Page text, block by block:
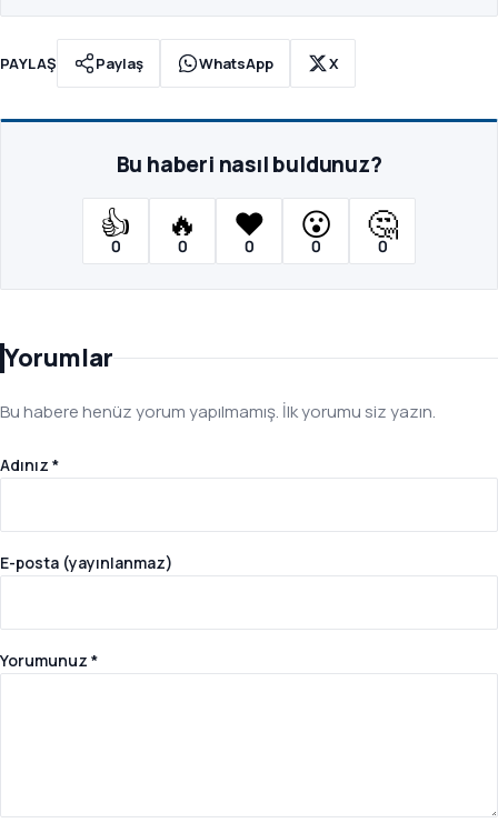
PAYLAŞ Paylaş WhatsApp X
Bu haberi nasıl buldunuz?
👍
0
🔥
0
❤️
0
😮
0
🤔
0
Yorumlar
Bu habere henüz yorum yapılmamış. İlk yorumu siz yazın.
Adınız *
E-posta (yayınlanmaz)
Yorumunuz *